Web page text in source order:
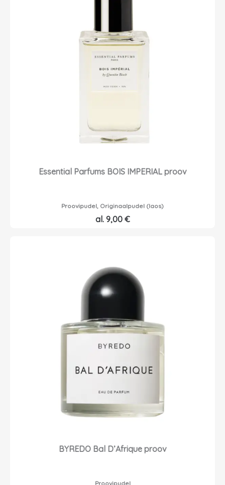
Essential Parfums BOIS IMPERIAL proov
Proovipudel, Originaalpudel (laos)
al. 9,00 €
BYREDO Bal D’Afrique proov
Proovipudel